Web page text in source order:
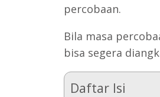
percobaan.
Bila masa
bisa segera
Daftar Isi